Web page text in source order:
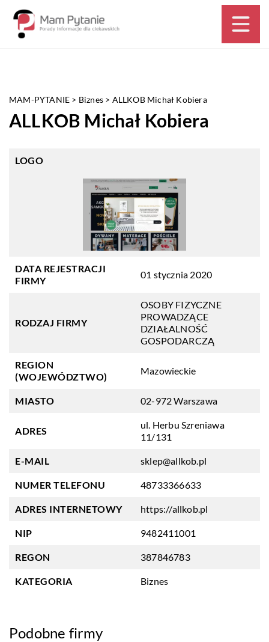
MAM-PYTANIE > Biznes > ALLKOB Michał Kobiera
ALLKOB Michał Kobiera
LOGO
DATA REJESTRACJI
FIRMY
01 stycznia 2020
RODZAJ FIRMY
OSOBY FIZYCZNE
PROWADZĄCE
DZIAŁALNOŚĆ
GOSPODARCZĄ
REGION
(WOJEWÓDZTWO)
Mazowieckie
MIASTO 02-972 Warszawa
ADRES
ul. Herbu Szreniawa
11/131
E-MAIL sklep@allkob.pl
NUMER TELEFONU 48733366633
ADRES INTERNETOWY https://allkob.pl
NIP 9482411001
REGON 387846783
KATEGORIA Biznes
Podobne firmy